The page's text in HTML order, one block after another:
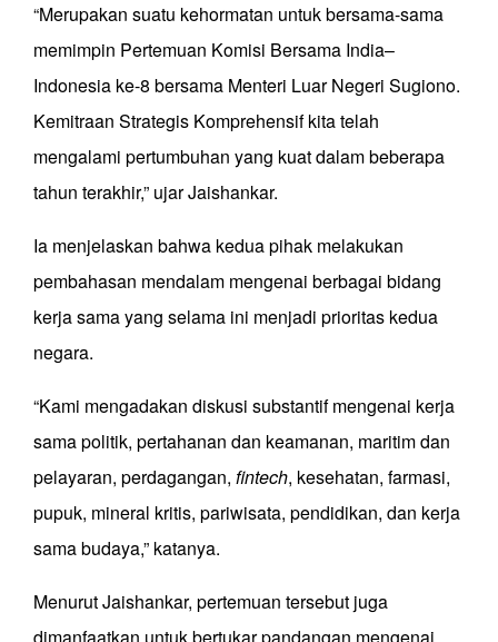
“Merupakan suatu kehormatan untuk bersama-sama
memimpin Pertemuan Komisi Bersama India–
Indonesia ke-8 bersama Menteri Luar Negeri Sugiono.
Kemitraan Strategis Komprehensif kita telah
mengalami pertumbuhan yang kuat dalam beberapa
tahun terakhir,” ujar Jaishankar.
Ia menjelaskan bahwa kedua pihak melakukan
pembahasan mendalam mengenai berbagai bidang
kerja sama yang selama ini menjadi prioritas kedua
negara.
“Kami mengadakan diskusi substantif mengenai kerja
sama politik, pertahanan dan keamanan, maritim dan
pelayaran, perdagangan, fintech, kesehatan, farmasi,
pupuk, mineral kritis, pariwisata, pendidikan, dan kerja
sama budaya,” katanya.
Menurut Jaishankar, pertemuan tersebut juga